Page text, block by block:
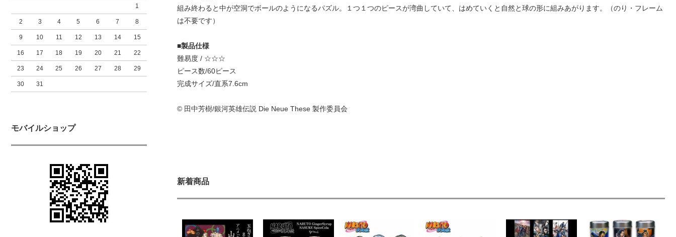
1
2 3 4 5 6 7 8
9 10 11 12 13 14 15
16 17 18 19 20 21 22
23 24 25 26 27 28 29
30 31
モバイルショップ
組み終わると中が空洞でボールのようになるパズル。１つ１つのピースが湾曲していて、はめていくと自然と球の形に組みあがります。（のり・フレーム
は不要です）
■製品仕様
難易度 / ☆☆☆
ピース数/60ピース
完成サイズ/直系7.6cm
© 田中芳樹/銀河英雄伝説 Die Neue These 製作委員会
新着商品